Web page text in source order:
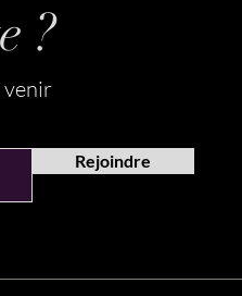
?
venir
Rejoindre